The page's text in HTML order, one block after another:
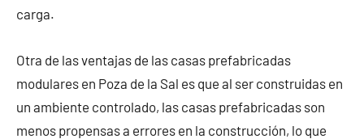
carga.
Otra de las ventajas de las casas prefabricadas
modulares en Poza de la Sal es que al ser construidas en
un ambiente controlado, las casas prefabricadas son
menos propensas a errores en la construcción, lo que